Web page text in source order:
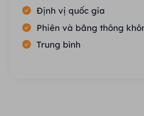
Định vị quốc gia
Phiên và băng thông
Trung bình